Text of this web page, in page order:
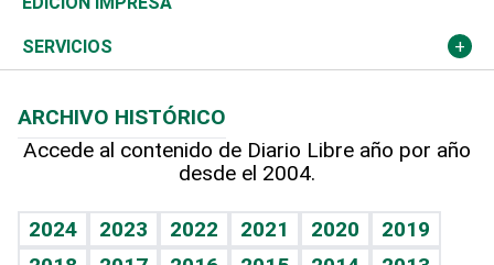
Resto del mundo
Economía personal
Podcast Arte Libre
Hablando con el pediatra
Vida y familia
Más deportes
Línea de hit
TBT Deportivo
Noticiero Poteleche
Lecturas
Cambio climático
Opinión
Hecho en casa
Guía del dinero
SERVICIOS
Cumpleaños
Horóscopos
ARCHIVO HISTÓRICO
Accede al contenido de Diario Libre año por año
desde el 2004.
2024 2023 2022 2021 2020
2019